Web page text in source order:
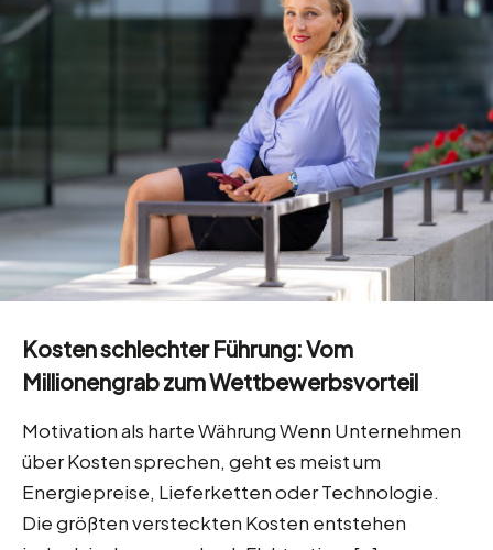
Kosten schlechter Führung: Vom
Millionengrab zum Wettbewerbsvorteil
Motivation als harte Währung Wenn Unternehmen
über Kosten sprechen, geht es meist um
Energiepreise, Lieferketten oder Technologie.
Die größten versteckten Kosten entstehen